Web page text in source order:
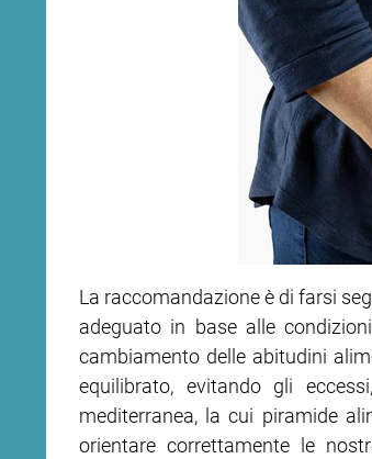
La raccomandazione è di farsi
adeguato in base alle
cambiamento delle abitudini
equilibrato, evitando gli
mediterranea, la cui piramide
orientare correttamente le